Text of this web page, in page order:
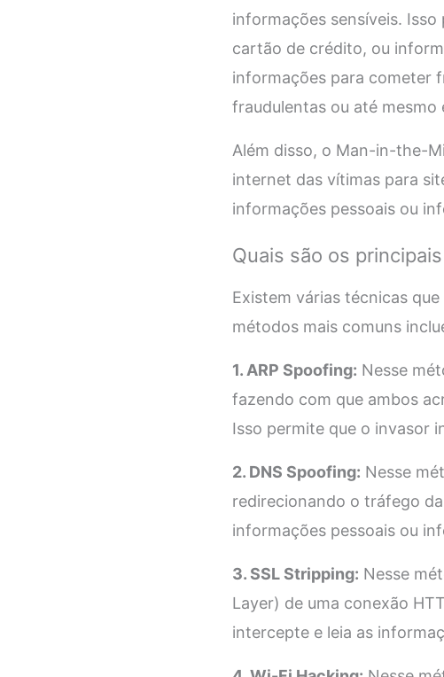
informações sensíveis.
cartão de crédito, ou
informações para cometer
fraudulentas ou até mesmo
Além disso, o Man-in-the-
internet das vítimas para
informações pessoais ou
Quais são os
Existem várias técnicas
métodos mais comuns
1. ARP Spoofing: Nesse
fazendo com que ambos
Isso permite que o invasor
2. DNS Spoofing: Nesse
redirecionando o tráfego
informações pessoais ou
3. SSL Stripping: Nesse
Layer) de uma conexão
intercepte e leia as